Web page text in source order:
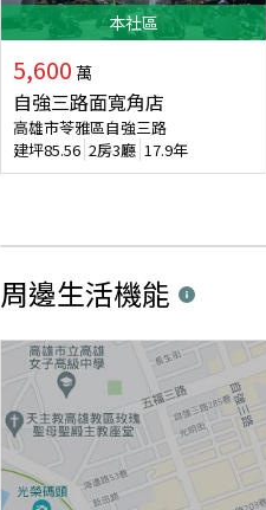
本社區
5,600 萬
自強三路面寬角店
高雄市苓雅區自強三路
建坪85.56 2房3廳 17.9年
周邊生活機能